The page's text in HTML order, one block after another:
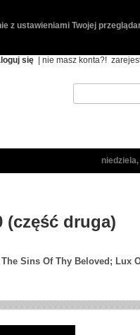
z ustawieniami Twojej
się | nie masz konta?!
(część druga)
Sins Of Thy Beloved; Lux